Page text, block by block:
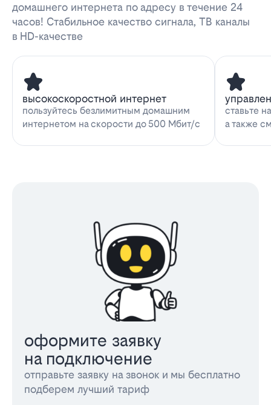
домашнего интернета по адресу в течение 24
часов! Стабильное качество сигнала, ТВ каналы
в HD-качестве
высокоскоростной интернет
пользуйтесь безлимитным домашним
интернетом на скорости до 500 Мбит/с
ставьте
а также
оформите заявку
на подключение
отправьте заявку на звонок и мы бесплатно
подберем лучший тариф